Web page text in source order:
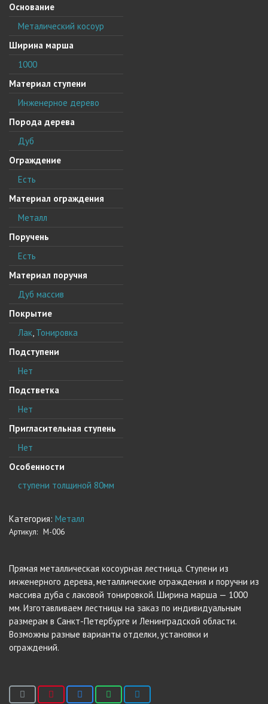
Основание
Металический косоур
Ширина марша
1000
Материал ступени
Инженерное дерево
Порода дерева
Дуб
Ограждение
Есть
Материал ограждения
Металл
Поручень
Есть
Материал поручня
Дуб массив
Покрытие
Лак Тонировка
Подступени
Нет
Подстветка
Нет
Пригласительная ступень
Нет
Особенности
ступени толщиной 80мм
Категория: Металл
Артикул: М-006
Прямая металлическая косоурная лестница. Ступени из
инженерного дерева, металлические ограждения и поручни из
массива дуба с лаковой тонировкой. Ширина марша — 1000
мм. Изготавливаем лестницы на заказ по индивидуальным
размерам в Санкт-Петербурге и Ленинградской области.
Возможны разные варианты отделки, установки и
ограждений.